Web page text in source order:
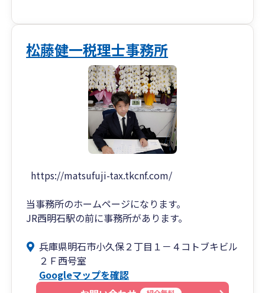
松藤健一税理士事務所
https://matsufuji-tax.tkcnf.com/
当事務所のホームページになります。
JR西明石駅の前に事務所があります。
兵庫県明石市小久保２丁目１－４コトブキビル
２Ｆ西号室
Googleマップを確認